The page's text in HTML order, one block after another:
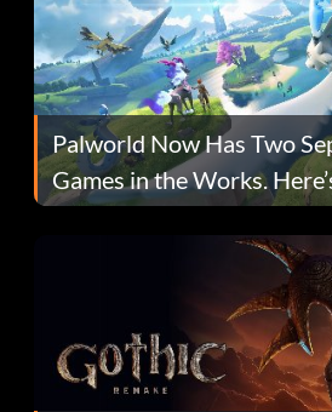
Palworld Now Has Two
Games in the Works.